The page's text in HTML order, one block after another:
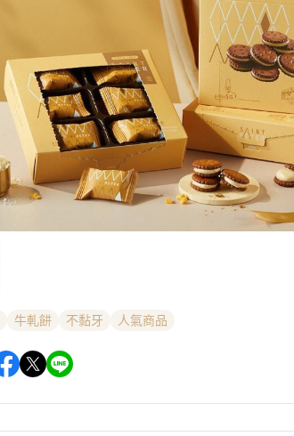
牛軋餅 不黏牙 人氣商品